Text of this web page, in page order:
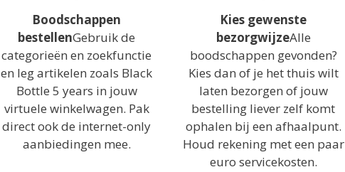
Boodschappen
bestellenGebruik de
categorieën en zoekfunctie
en leg artikelen zoals Black
Bottle 5 years in jouw
virtuele winkelwagen. Pak
direct ook de internet-only
aanbiedingen mee.
Kies gewenste
bezorgwijzeAlle
boodschappen gevonden?
Kies dan of je het thuis wilt
laten bezorgen of jouw
bestelling liever zelf komt
ophalen bij een afhaalpunt.
Houd rekening met een paar
euro servicekosten.